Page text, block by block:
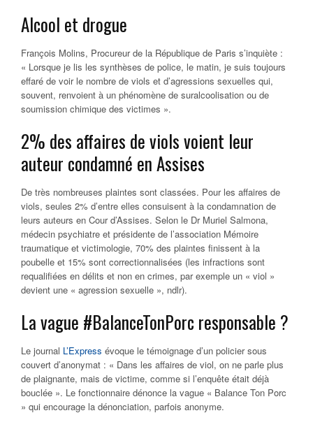
Alcool et drogue
François Molins, Procureur de la République de Paris s’inquiète :
« Lorsque je lis les synthèses de police, le matin, je suis toujours
effaré de voir le nombre de viols et d’agressions sexuelles qui,
souvent, renvoient à un phénomène de suralcoolisation ou de
soumission chimique des victimes ».
2% des affaires de viols voient leur
auteur condamné en Assises
De très nombreuses plaintes sont classées. Pour les affaires de
viols, seules 2% d’entre elles consuisent à la condamnation de
leurs auteurs en Cour d’Assises. Selon le Dr Muriel Salmona,
médecin psychiatre et présidente de l’association Mémoire
traumatique et victimologie, 70% des plaintes finissent à la
poubelle et 15% sont correctionnalisées (les infractions sont
requalifiées en délits et non en crimes, par exemple un « viol »
devient une « agression sexuelle », ndlr).
La vague #BalanceTonPorc responsable ?
Le journal L’Express évoque le témoignage d’un policier sous
couvert d’anonymat : « Dans les affaires de viol, on ne parle plus
de plaignante, mais de victime, comme si l’enquête était déjà
bouclée ». Le fonctionnaire dénonce la vague « Balance Ton Porc
» qui encourage la dénonciation, parfois anonyme.